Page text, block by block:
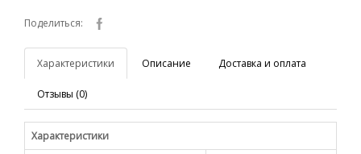
Поделиться:
Характеристики Описание Доставка и оплата
Отзывы (0)
Характеристики